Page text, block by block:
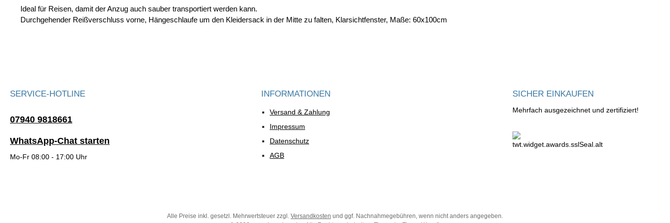
Ideal für Reisen, damit der Anzug auch sauber transportiert werden kann.
Durchgehender Reißverschluss vorne, Hängeschlaufe um den Kleidersack in der Mitte zu falten, Klarsichtfenster, Maße: 60x100cm
SERVICE-HOTLINE
07940 9818661
WhatsApp-Chat starten
Mo-Fr 08:00 - 17:00 Uhr
INFORMATIONEN
Versand & Zahlung
Impressum
Datenschutz
AGB
SICHER EINKAUFEN
Mehrfach ausgezeichnet und zertifiziert!
Alle Preise inkl. gesetzl. Mehrwertsteuer zzgl. Versandkosten und ggf. Nachnahmegebühren, wenn nicht anders angegeben.